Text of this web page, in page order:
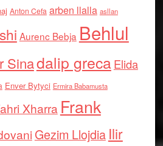
Anton Cefa arben llalla asllan
Aurenc Bebja Behlul
Sinadalip grecaElida
Enver Bytyci Ermira Babamusta
Xharra Frank
Gezim Llojdia Ilir